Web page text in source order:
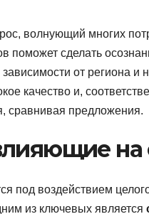
волнующий многих
поможет сделать
от региона
качество и,
сравнивая предложения.
на
под воздействием
из ключевых является